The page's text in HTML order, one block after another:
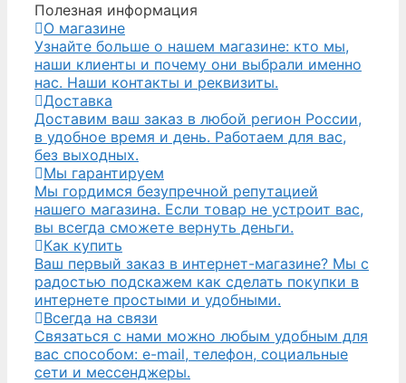
Полезная информация
О магазине
Узнайте больше о нашем магазине: кто мы,
наши клиенты и почему они выбрали именно
нас. Наши контакты и реквизиты.
Доставка
Доставим ваш заказ в любой регион России,
в удобное время и день. Работаем для вас,
без выходных.
Мы гарантируем
Мы гордимся безупречной репутацией
нашего магазина. Если товар не устроит вас,
вы всегда сможете вернуть деньги.
Как купить
Ваш первый заказ в интернет-магазине? Мы с
радостью подскажем как сделать покупки в
интернете простыми и удобными.
Всегда на связи
Связаться с нами можно любым удобным для
вас способом: e-mail, телефон, социальные
сети и мессенджеры.